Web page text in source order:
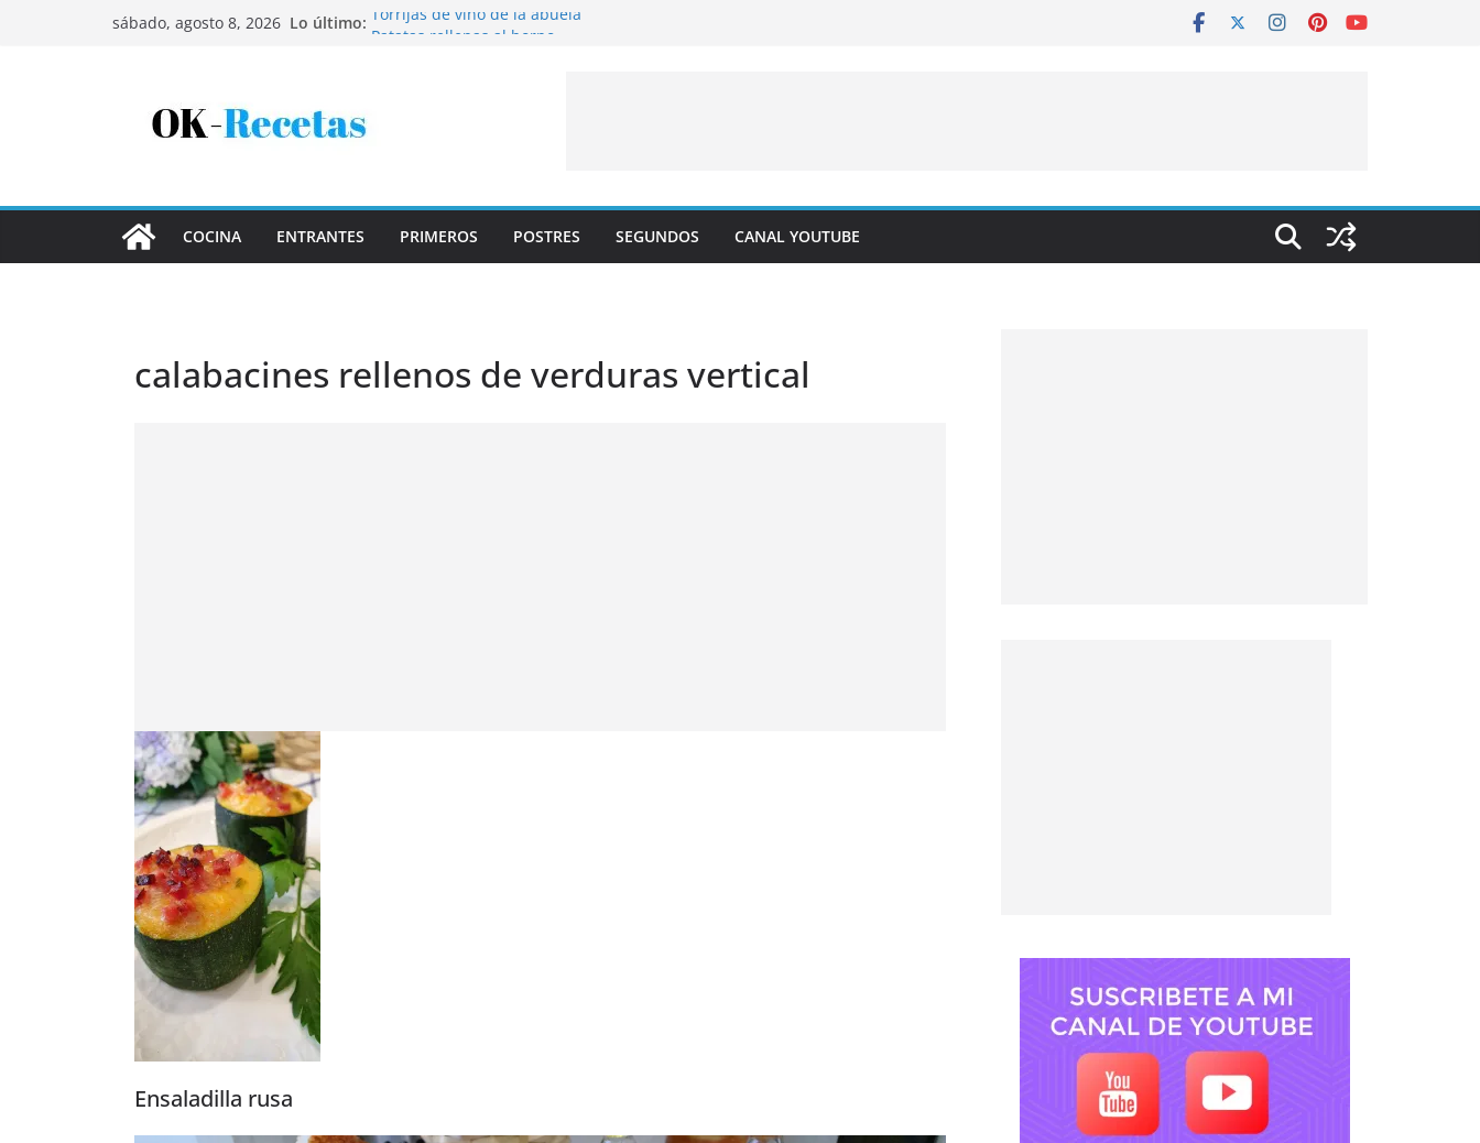
sábado, agosto 8, 2026 Lo último: Torrijas de vino de la abuela
COCINA ENTRANTES PRIMEROS POSTRES SEGUNDOS CANAL YOUTUBE
calabacines rellenos de verduras vertical
Ensaladilla rusa